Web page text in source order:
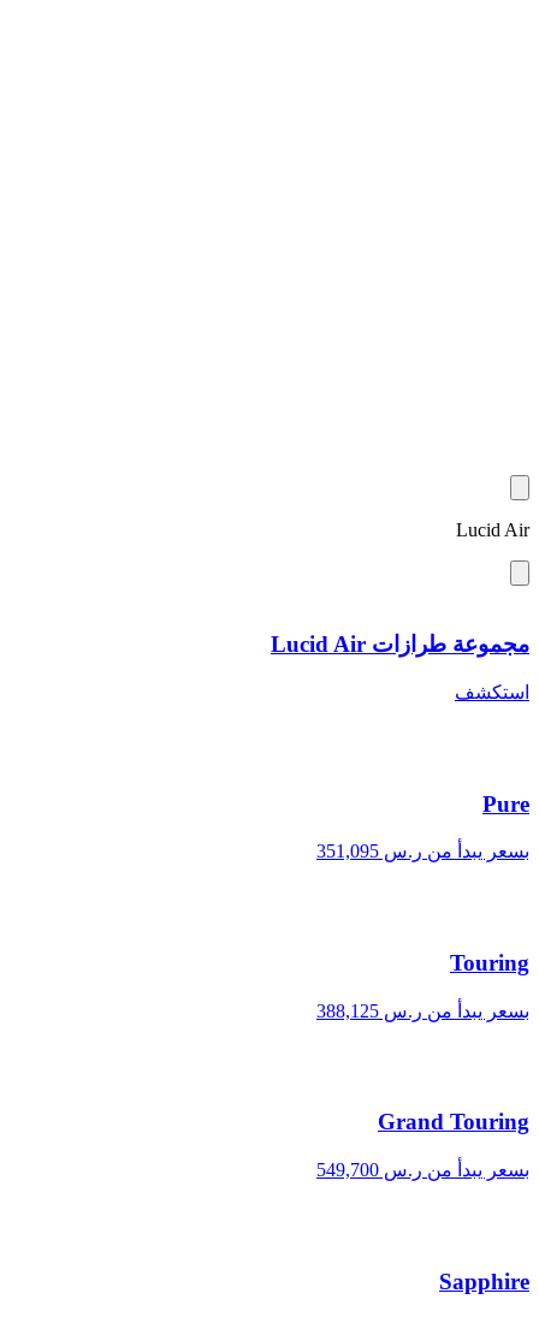
Lucid Air
مجموعة طرازات Lucid Air
استكشف
Pure
بسعر يبدأ من ر.س 351,095
Touring
بسعر يبدأ من ر.س 388,125
Grand Touring
بسعر يبدأ من ر.س 549,700
Sapphire